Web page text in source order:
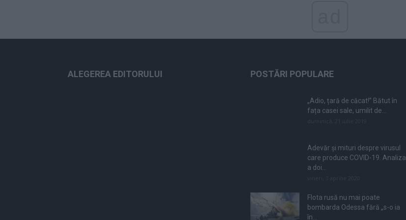
ALEGEREA EDITORULUI POSTĂRI POPULARE
„Adio, țară de căcat!” Bătut în
fața casei sale, umilit de...
Adevăr și mituri despre virusul
care produce COVID-19. Analiza
a doi...
Flota rusă nu mai poate
bombarda Odessa fără „s-o ia
în...